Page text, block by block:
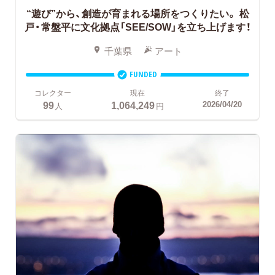
“遊び”から、創造が育まれる場所をつくりたい。 松
戸・常盤平に文化拠点「SEE/SOW」を立ち上げます！
千葉県 アート
FUNDED
コレクター
99 人
現在
1,064,249円
終了
2026/04/20